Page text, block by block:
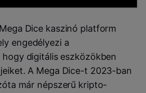
Dice kaszinó platform
engedélyezi a
digitális eszközökben
A Mega Dice-t 2023-ban
már népszerű kripto-